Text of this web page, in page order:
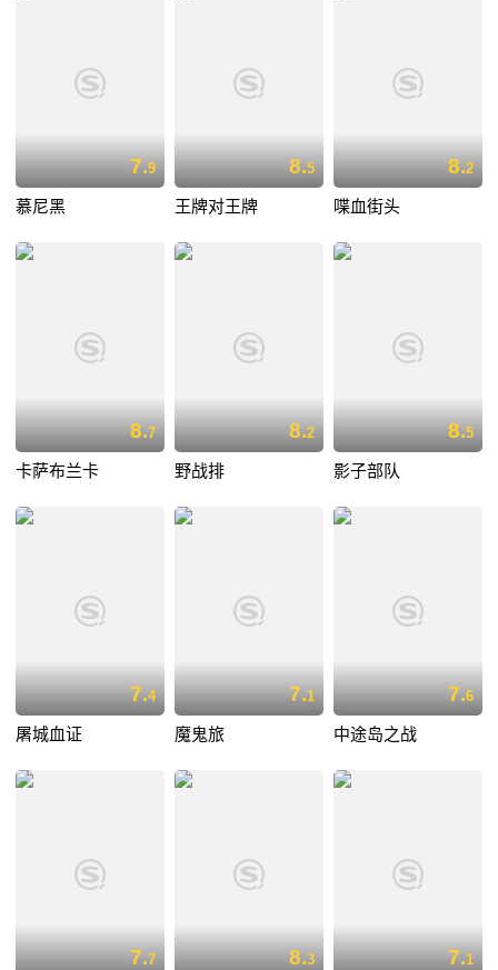
7.9
慕尼黑
8.5
王牌对王牌
8.2
喋血街头
8.7
卡萨布兰卡
8.2
野战排
8.5
影子部队
7.4
屠城血证
7.1
魔鬼旅
7.6
中途岛之战
7.7 8.3 7.1